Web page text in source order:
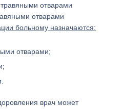
отварами
больному назначаются:
отварами;
врач может